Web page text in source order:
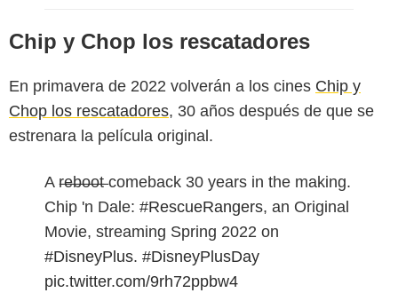
Chip y Chop los rescatadores
En primavera de 2022 volverán a los cines Chip y
Chop los rescatadores, 30 años después de que se
estrenara la película original.
A r̶e̶b̶o̶o̶t̶ comeback 30 years in the making.
Chip 'n Dale: #RescueRangers, an Original
Movie, streaming Spring 2022 on
#DisneyPlus. #DisneyPlusDay
pic.twitter.com/9rh72ppbw4